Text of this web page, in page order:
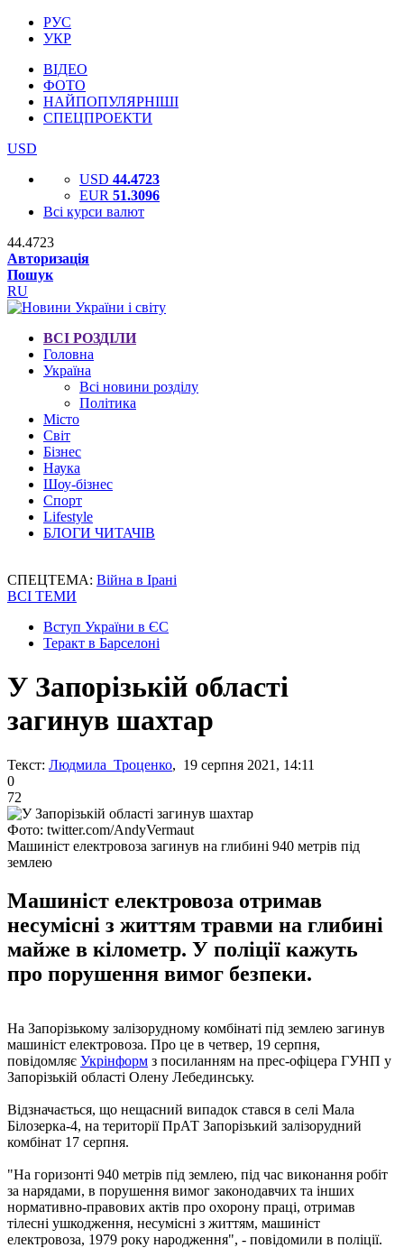
РУС
УКР
ВІДЕО
ФОТО
НАЙПОПУЛЯРНІШІ
СПЕЦПРОЕКТИ
USD
USD 44.4723
EUR 51.3096
Всі курси валют
44.4723
Авторизація
Пошук
RU
ВСІ РОЗДІЛИ
Головна
Україна
Всі новини розділу
Політика
Місто
Світ
Бізнес
Наука
Шоу-бізнес
Спорт
Lifestyle
БЛОГИ ЧИТАЧІВ
СПЕЦТЕМА: Війна в Ірані
ВСІ ТЕМИ
Вступ України в ЄС
Теракт в Барселоні
У Запорізькій області
загинув шахтар
Текст: Людмила Троценко, 19 серпня 2021, 14:11
0
72
Фото: twitter.com/AndyVermaut
Машиніст електровоза загинув на глибині 940 метрів під
землею
Машиніст електровоза отримав
несумісні з життям травми на глибині
майже в кілометр. У поліції кажуть
про порушення вимог безпеки.
На Запорізькому залізорудному комбінаті під землею загинув
машиніст електровоза. Про це в четвер, 19 серпня,
повідомляє Укрінформ з посиланням на прес-офіцера ГУНП у
Запорізькій області Олену Лебединську.
Відзначається, що нещасний випадок стався в селі Мала
Білозерка-4, на території ПрАТ Запорізький залізорудний
комбінат 17 серпня.
"На горизонті 940 метрів під землею, під час виконання робіт
за нарядами, в порушення вимог законодавчих та інших
нормативно-правових актів про охорону праці, отримав
тілесні ушкодження, несумісні з життям, машиніст
електровоза, 1979 року народження", - повідомили в поліції.